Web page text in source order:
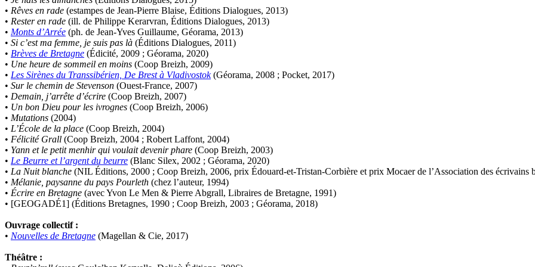
Guerrier Gérard
Guillemot Agnès
Guillotel Pierre-Antoine
Guyon Élizabeth
Haegy Jean-Marie
Hafez Kim
Halluin Bruno d’
Hardivilliers Albéric d’
Harvey James
Heimburger Mario
Hervouët Tifenn
Houdaille Christophe
Hussain Fawaz
Hussenet Emmanuel
Imhof Valentine
Jacq Marie-Claire
Jallade Sébastien
Janichon Gérard
Kerouedan Annie
Klotz Lætitia
Klvana Ilya
• Rêves en rade (estampes de Jean-Pierre Blaise, Éditions Dialogues, 2013)
• Rester en rade (ill. de Philippe Kerarvran, Éditions Dialogues, 2013)
• Monts d’Arrée (ph. de Jean-Yves Guillaume, Géorama, 2013)
• Si c’est ma femme, je suis pas là (Éditions Dialogues, 2011)
• Brèves de Bretagne (Édicité, 2009 ; Géorama, 2020)
• Une heure de sommeil en moins (Coop Breizh, 2009)
• Les Sirènes du Transsibérien, De Brest à Vladivostok(Géorama, 2008 ; Pocket, 2017)
• Sur le chemin de Stevenson (Ouest-France, 2007)
• Demain, j’arrête d’écrire (Coop Breizh, 2007)
• Un bon Dieu pour les ivrognes (Coop Breizh, 2006)
• Mutations (2004)
• L’École de la place (Coop Breizh, 2004)
• Félicité Grall (Coop Breizh, 2004 ; Robert Laffont, 2004)
• Yann et le petit menhir qui voulait devenir phare (Coop Breizh, 2003)
• Le Beurre et l’argent du beurre (Blanc Silex, 2002 ; Géorama, 2020)
• La Nuit blanche (NIL Éditions, 2000 ; Coop Breizh, 2006, prix Édouard-et-Tristan-Corbière et prix Mocaer de l’Association des écrivains
• Mélanie, paysanne du pays Pourleth (chez l’auteur, 1994)
• Écrire en Bretagne (avec Yvon Le Men & Pierre Abgrall, Libraires de Bretagne, 1991)
• [GEOGADÉ1] (Éditions Bretagnes, 1990 ; Coop Breizh, 2003 ; Géorama, 2018)
Ouvrage collectif :
• Nouvelles de Bretagne (Magellan & Cie, 2017)
Théâtre :